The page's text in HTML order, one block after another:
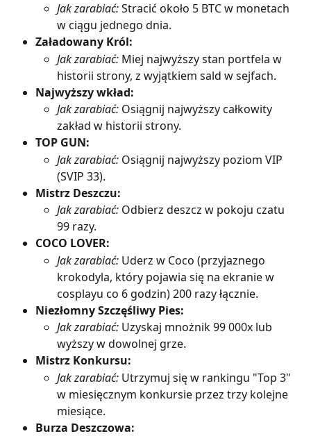
Jak zarabiać: Stracić około 5 BTC w monetach
w ciągu jednego dnia.
Załadowany Król:
Jak zarabiać: Miej najwyższy stan portfela w
historii strony, z wyjątkiem sald w sejfach.
Najwyższy wkład:
Jak zarabiać: Osiągnij najwyższy całkowity
zakład w historii strony.
TOP GUN:
Jak zarabiać: Osiągnij najwyższy poziom VIP
(SVIP 33).
Mistrz Deszczu:
Jak zarabiać: Odbierz deszcz w pokoju czatu
99 razy.
COCO LOVER:
Jak zarabiać: Uderz w Coco (przyjaznego
krokodyla, który pojawia się na ekranie w
cosplayu co 6 godzin) 200 razy łącznie.
Niezłomny Szczęśliwy Pies:
Jak zarabiać: Uzyskaj mnożnik 99 000x lub
wyższy w dowolnej grze.
Mistrz Konkursu:
Jak zarabiać: Utrzymuj się w rankingu "Top 3"
w miesięcznym konkursie przez trzy kolejne
miesiące.
Burza Deszczowa: